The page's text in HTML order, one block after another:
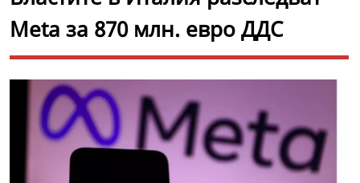
Meta за 870 млн. евро ДДС